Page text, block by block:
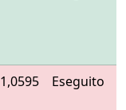
1,0595 Eseguito